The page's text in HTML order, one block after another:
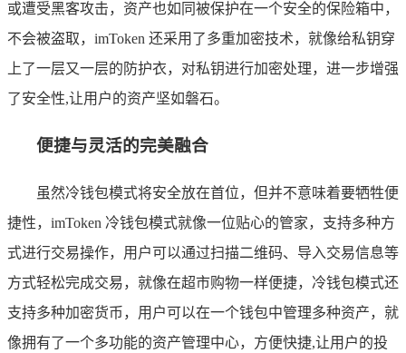
或遭受黑客攻击，资产也如同被保护在一个安全的保险箱中，
不会被盗取，imToken 还采用了多重加密技术，就像给私钥穿
上了一层又一层的防护衣，对私钥进行加密处理，进一步增强
了安全性,让用户的资产坚如磐石。
便捷与灵活的完美融合
虽然冷钱包模式将安全放在首位，但并不意味着要牺牲便
捷性，imToken 冷钱包模式就像一位贴心的管家，支持多种方
式进行交易操作，用户可以通过扫描二维码、导入交易信息等
方式轻松完成交易，就像在超市购物一样便捷，冷钱包模式还
支持多种加密货币，用户可以在一个钱包中管理多种资产，就
像拥有了一个多功能的资产管理中心，方便快捷,让用户的投